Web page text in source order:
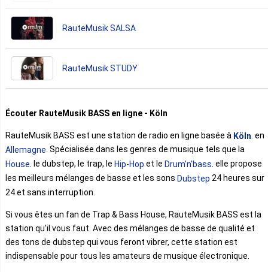
RauteMusik SALSA
RauteMusik STUDY
Écouter RauteMusik BASS en ligne - Köln
RauteMusik BASS est une station de radio en ligne basée à Köln . en
Allemagne. Spécialisée dans les genres de musique tels que la
House . le dubstep, le trap, le Hip-Hop et le Drum'n'bass . elle propose
les meilleurs mélanges de basse et les sons Dubstep 24 heures sur
24 et sans interruption.
Si vous êtes un fan de Trap & Bass House, RauteMusik BASS est la
station qu'il vous faut. Avec des mélanges de basse de qualité et
des tons de dubstep qui vous feront vibrer, cette station est
indispensable pour tous les amateurs de musique électronique.